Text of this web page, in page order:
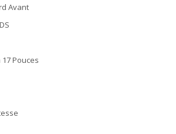
Avant
Pouces